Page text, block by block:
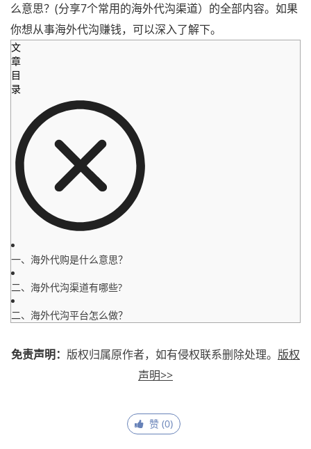
么意思？(分享7个常用的海外代沟渠道）的全部内容。如果
你想从事海外代沟赚钱，可以深入了解下。
文
章
目
录
一、海外代购是什么意思？
二、海外代沟渠道有哪些?
二、海外代沟平台怎么做？
免责声明： 版权归属原作者，如有侵权联系删除处理。 版权
声明>>
赞 (0)